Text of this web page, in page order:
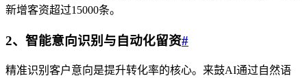
新增客资超过15000条。
2、智能意向识别与自动化留资#
精准识别客户意向是提升转化率的核心。来鼓AI通过自然语